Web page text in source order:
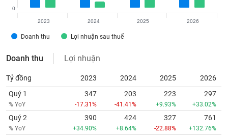
Doanh thu Lợi nhuận sau thuế
0
2023 2024 2025 2026
Doanh thu Lợi nhuận
Tỷ đồng 2023 2024 2025
2026
Quý 1
% YoY
347
-17.31%
203
-41.41%
223
+9.93%
297
+33.02%
Quý 2
% YoY
390
+34.90%
424
+8.64%
327
-22.88%
761
+132.76%